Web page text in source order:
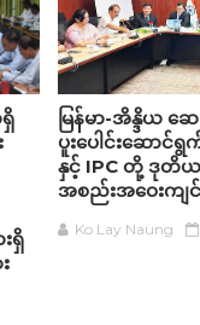
ရှိ
မြန်မာ-အိန္ဒိယ ဆေ
ပူးပေါင်းဆောင်ရွ
နှင့် IPC တို့ ဒုတိ
အစည်းအဝေးကျင်
Ko Lay Naung